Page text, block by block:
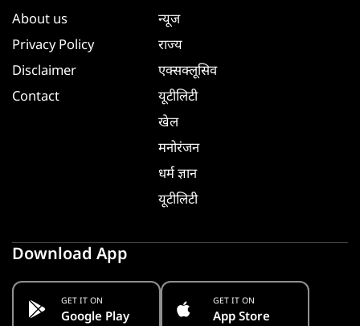
About us
Privacy Policy
Disclaimer
Contact
न्यूज
राज्य
एक्सक्लूसिव
यूटीलिटी
खेल
मनोरंजन
धर्म ज्ञान
यूटीलिटी
Download App
GET IT ON
Google Play
GET IT ON
App Store